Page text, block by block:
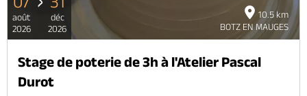
10.5 km
BOTZ EN MAUGES
août
2026
déc
2026
Stage de poterie de 3h à l'Atelier Pascal
Durot